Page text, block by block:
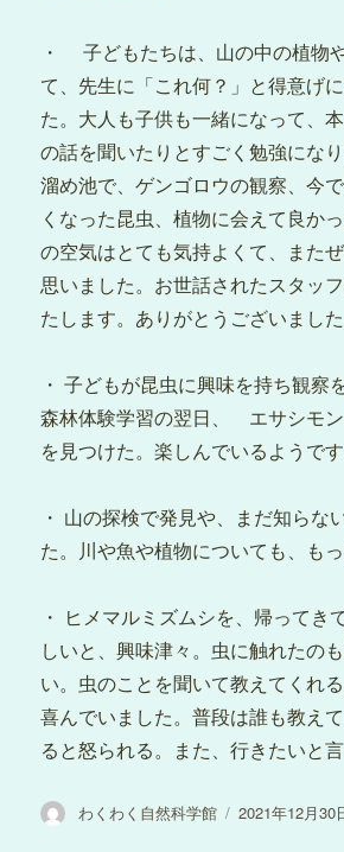
・ 子どもたちは、山の中の植物
て、先生に「これ何？」と得意げ
た。大人も子供も一緒になって、
の話を聞いたりとすごく勉強にな
溜め池で、ゲンゴロウの観察、今
くなった昆虫、植物に会えて良か
の空気はとても気持よくて、また
思いました。お世話されたスタッ
たします。ありがとうございました
・ 子どもが昆虫に興味を持ち観察
森林体験学習の翌日、 エサシモ
を見つけた。楽しんでいるようです
・ 山の探検で発見や、まだ知らな
た。川や魚や植物についても、もっ
・ ヒメマルミズムシを、帰ってき
しいと、興味津々。虫に触れたの
い。虫のことを聞いて教えてくれ
喜んでいました。普段は誰も教え
ると怒られる。また、行きたいと言
投
わくわく自然科学館
投
2021年12月30